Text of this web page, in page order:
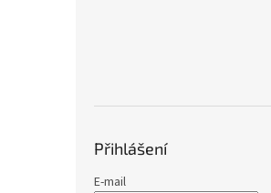
Přihlášení
E-mail